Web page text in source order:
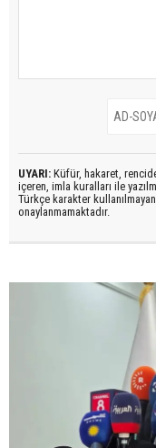
UYARI: Küfür, hakaret,
içeren, imla kuralları ile
Türkçe karakter
onaylanmamaktadır.